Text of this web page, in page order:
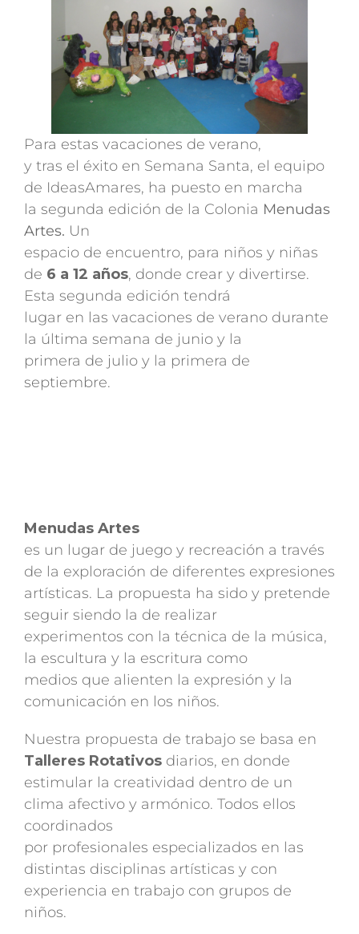
Para estas vacaciones de verano,
y tras el éxito en Semana Santa, el equipo
de IdeasAmares, ha puesto en marcha
la segunda edición de la Colonia Menudas
Artes. Un
espacio de encuentro, para niños y niñas
de 6 a 12 años, donde crear y divertirse.
Esta segunda edición tendrá
lugar en las vacaciones de verano durante
la última semana de junio y la
primera de julio y la primera de
septiembre.
Menudas Artes
es un lugar de juego y recreación a través
de la exploración de diferentes expresiones
artísticas. La propuesta ha sido y pretende
seguir siendo la de realizar
experimentos con la técnica de la música,
la escultura y la escritura como
medios que alienten la expresión y la
comunicación en los niños.
Nuestra propuesta de trabajo se basa en
Talleres Rotativos diarios, en donde
estimular la creatividad dentro de un
clima afectivo y armónico. Todos ellos
coordinados
por profesionales especializados en las
distintas disciplinas artísticas y con
experiencia en trabajo con grupos de
niños.